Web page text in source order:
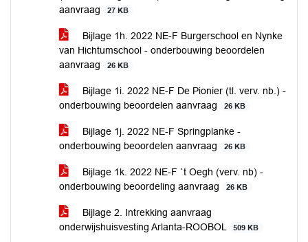
aanvraag
27 KB
Bijlage 1h. 2022 NE-F Burgerschool en Nynke
van Hichtumschool - onderbouwing beoordelen
aanvraag
26 KB
Bijlage 1i. 2022 NE-F De Pionier (tl. verv. nb.) -
onderbouwing beoordelen aanvraag
26 KB
Bijlage 1j. 2022 NE-F Springplanke -
onderbouwing beoordelen aanvraag
26 KB
Bijlage 1k. 2022 NE-F `t Oegh (verv. nb) -
onderbouwing beoordeling aanvraag
26 KB
Bijlage 2. Intrekking aanvraag
onderwijshuisvesting Arlanta-ROOBOL
509 KB